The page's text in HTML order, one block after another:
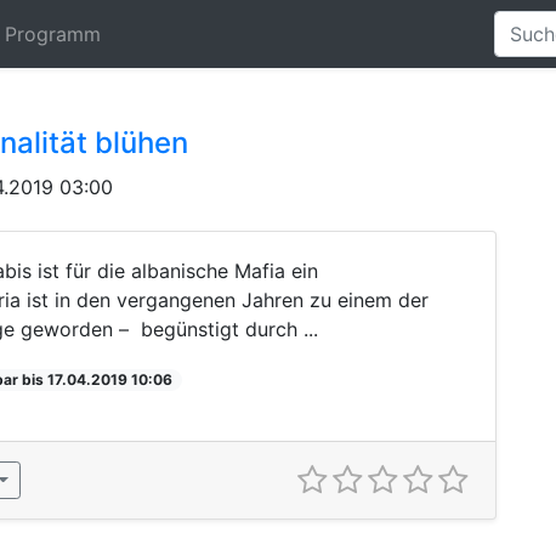
Programm
blühen
03:00
ist für die albanische Mafia ein
ist in den vergangenen Jahren zu einem der
geworden – begünstigt durch ...
bis 17.04.2019 10:06